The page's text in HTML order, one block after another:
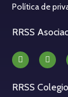
Política de
RRSS
RRSS Colegio